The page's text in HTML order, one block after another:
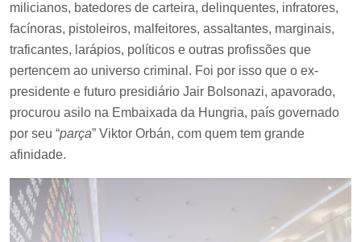
milicianos, batedores de carteira, delinquentes, infratores,
facínoras, pistoleiros, malfeitores, assaltantes, marginais,
traficantes, larápios, políticos e outras profissões que
pertencem ao universo criminal. Foi por isso que o ex-
presidente e futuro presidiário Jair Bolsonazi, apavorado,
procurou asilo na Embaixada da Hungria, país governado
por seu “parça” Viktor Orbán, com quem tem grande
afinidade.